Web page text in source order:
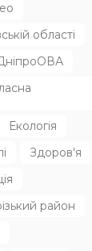
області
Екологія
Здоров'я
район